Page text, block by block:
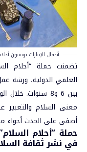
أطفال الإمارات يرسمون
تضمنت حملة “أحلام
العلمي الدولية، ورشة
بين 6 و8 سنوات.
معنى السلام والتعبير
أضفى على الحدث أجواء من
حملة “أحلام
في نشر ثقافة